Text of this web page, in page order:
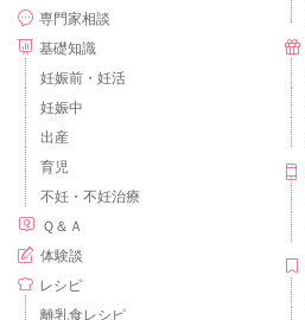
専門家相談
基礎知識
妊娠前・妊活
妊娠中
出産
育児
不妊・不妊治療
Ｑ＆Ａ
体験談
レシピ
離乳食レシピ